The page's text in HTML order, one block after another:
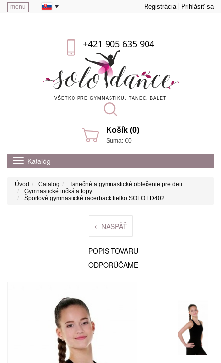
menu Registrácia Prihlásiť sa
+421 905 635 904
VŠETKO PRE GYMNASTIKU, TANEC, BALET
Košík (0)
Suma: €0
Katalóg
Úvod Catalog
Tanečné a gymnastické oblečenie pre deti
Gymnastické tričká a topy
Športové gymnastické racerback tielko SOLO FD402
←NASPÄŤ
POPIS TOVARU
ODPORÚČAME